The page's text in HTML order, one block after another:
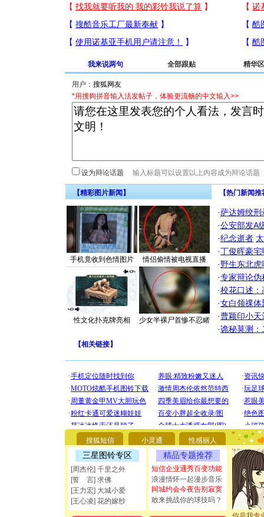
我来说两句 全部跟贴 精华区
用户：
*用搜狗拼音输入法发帖子，体验更流畅的中文输入>>
设为辩论话题
【精彩图片新闻】
手机竟收到色情图片 情侣偷情被电视直播
性文化扑克牌亮相 少女半裸尸首惨不忍睹
【热门新闻
·萨达姆绞刑
·公安部发A
·纪念逝者
·丁俊晖豪
·野生东北
·专家辩论伪
·校花口述：
·女白领祼体
·曹颖印小天
·诡秘莫测：
【相关链接】
搜狐短信 小灵通 性感丽人
三星图铃专区
[周杰伦] 千里之外
[誓 言] 求佛
[王力宏] 大城小爱
[王心凌] 花的嫁纱
精品专题推荐
短信企业通秀百变功能
浪漫情怀一起漫步音乐
同城约会今夜告别寂寞
敢来挑战你的球技吗？
[圣诞节]
你太多
要平安！
[圣诞节]
能正大光
都要快乐
[圣诞节]
如意,快
[元旦]看
断电。爱
你是我专